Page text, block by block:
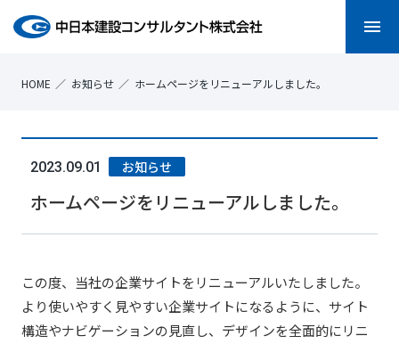
menu
HOME お知らせ ホームページをリニューアルしました。
2023.09.01 お知らせ
ホームページをリニューアルしました。
この度、当社の企業サイトをリニューアルいたしました。
より使いやすく見やすい企業サイトになるように、サイト
構造やナビゲーションの見直し、デザインを全面的にリニ